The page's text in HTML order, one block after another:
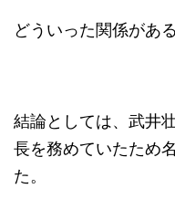
どういった関係があ
結論としては、武井
長を務めていたため
た。